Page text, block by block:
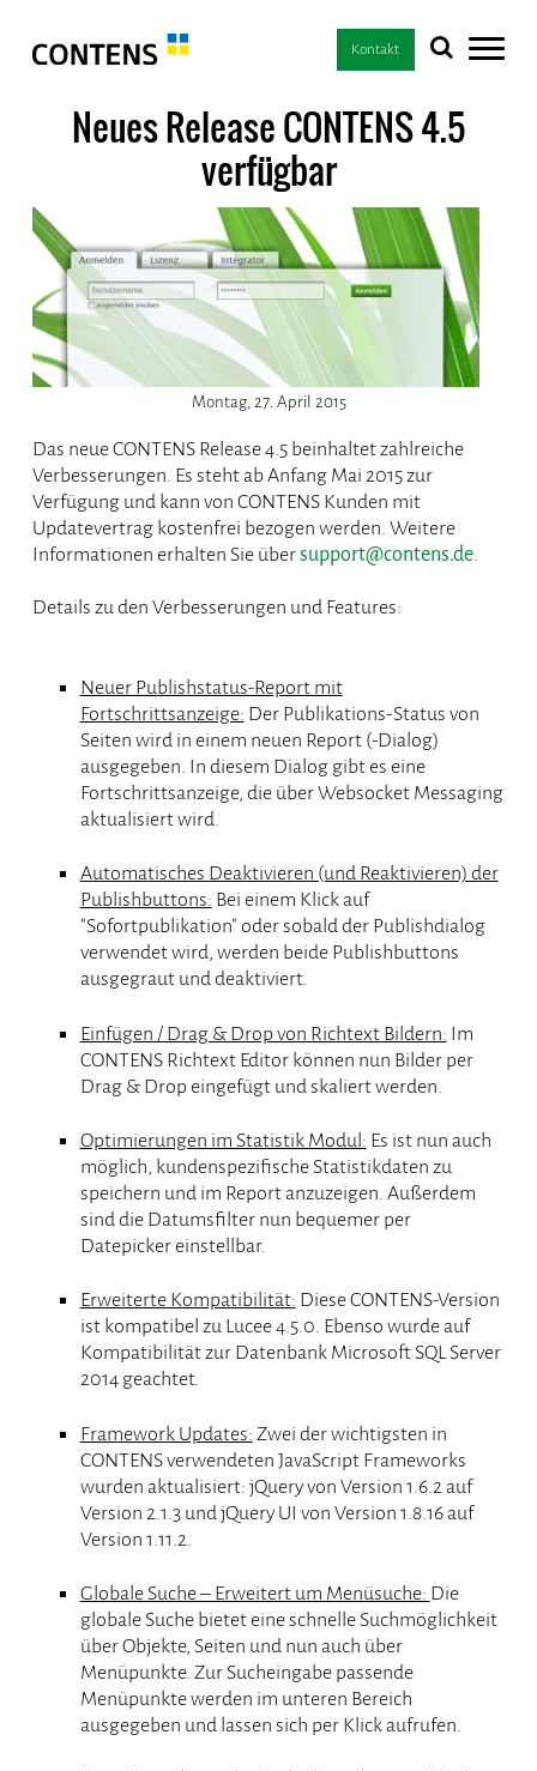
Kontakt
Neues Release CONTENS 4.5
verfügbar
Montag, 27. April 2015
Das neue CONTENS Release 4.5 beinhaltet zahlreiche
Verbesserungen. Es steht ab Anfang Mai 2015 zur
Verfügung und kann von CONTENS Kunden mit
Updatevertrag kostenfrei bezogen werden. Weitere
Informationen erhalten Sie übersupport@contens.de.
Details zu den Verbesserungen und Features:
Neuer Publishstatus-Report mit
Fortschrittsanzeige: Der Publikations-Status von
Seiten wird in einem neuen Report (-Dialog)
ausgegeben. In diesem Dialog gibt es eine
Fortschrittsanzeige, die über Websocket Messaging
aktualisiert wird.
Automatisches Deaktivieren (und Reaktivieren) der
Publishbuttons: Bei einem Klick auf
"Sofortpublikation" oder sobald der Publishdialog
verwendet wird, werden beide Publishbuttons
ausgegraut und deaktiviert.
Einfügen / Drag & Drop von Richtext Bildern: Im
CONTENS Richtext Editor können nun Bilder per
Drag & Drop eingefügt und skaliert werden.
Optimierungen im Statistik Modul: Es ist nun auch
möglich, kundenspezifische Statistikdaten zu
speichern und im Report anzuzeigen. Außerdem
sind die Datumsfilter nun bequemer per
Datepicker einstellbar.
Erweiterte Kompatibilität: Diese CONTENS-Version
ist kompatibel zu Lucee 4.5.0. Ebenso wurde auf
Kompatibilität zur Datenbank Microsoft SQL Server
2014 geachtet.
Framework Updates:Zwei der wichtigsten in
CONTENS verwendeten JavaScript Frameworks
wurden aktualisiert: jQuery von Version 1.6.2 auf
Version 2.1.3 und jQuery UI von Version 1.8.16 auf
Version 1.11.2.
Globale Suche – Erweitert um Menüsuche: Die
globale Suche bietet eine schnelle Suchmöglichkeit
über Objekte, Seiten und nun auch über
Menüpunkte. Zur Sucheingabe passende
Menüpunkte werden im unteren Bereich
ausgegeben und lassen sich per Klick aufrufen.